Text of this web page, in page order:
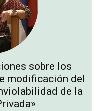
sobre los
modificación del
de la